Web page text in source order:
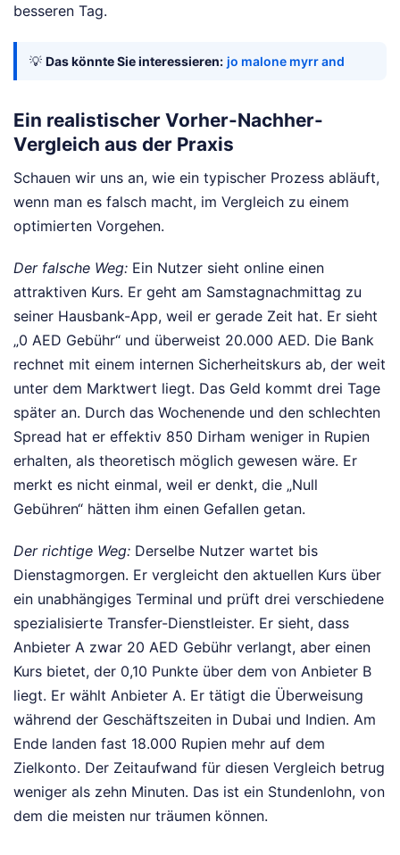
besseren Tag.
💡 Das könnte Sie interessieren: jo malone myrr and
Ein realistischer Vorher-Nachher-
Vergleich aus der Praxis
Schauen wir uns an, wie ein typischer Prozess abläuft,
wenn man es falsch macht, im Vergleich zu einem
optimierten Vorgehen.
Der falsche Weg: Ein Nutzer sieht online einen
attraktiven Kurs. Er geht am Samstagnachmittag zu
seiner Hausbank-App, weil er gerade Zeit hat. Er sieht
„0 AED Gebühr“ und überweist 20.000 AED. Die Bank
rechnet mit einem internen Sicherheitskurs ab, der weit
unter dem Marktwert liegt. Das Geld kommt drei Tage
später an. Durch das Wochenende und den schlechten
Spread hat er effektiv 850 Dirham weniger in Rupien
erhalten, als theoretisch möglich gewesen wäre. Er
merkt es nicht einmal, weil er denkt, die „Null
Gebühren“ hätten ihm einen Gefallen getan.
Der richtige Weg: Derselbe Nutzer wartet bis
Dienstagmorgen. Er vergleicht den aktuellen Kurs über
ein unabhängiges Terminal und prüft drei verschiedene
spezialisierte Transfer-Dienstleister. Er sieht, dass
Anbieter A zwar 20 AED Gebühr verlangt, aber einen
Kurs bietet, der 0,10 Punkte über dem von Anbieter B
liegt. Er wählt Anbieter A. Er tätigt die Überweisung
während der Geschäftszeiten in Dubai und Indien. Am
Ende landen fast 18.000 Rupien mehr auf dem
Zielkonto. Der Zeitaufwand für diesen Vergleich betrug
weniger als zehn Minuten. Das ist ein Stundenlohn, von
dem die meisten nur träumen können.